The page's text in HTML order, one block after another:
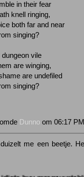
in their fear
knell ringing,
both far and near
singing?
dungeon vile
are winging,
are undefiled
singing?
Dunno om 06:17
me een beetje.